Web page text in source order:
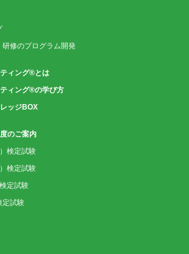
修のプログラム開発
ィング®とは
ィング®の学び方
ッジBOX
のご案内
検定試験
検定試験
定試験
定試験